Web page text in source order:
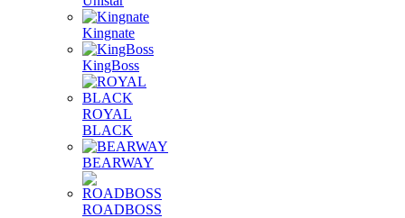
Kingnate
KingBoss
ROYAL
BLACK
BEARWAY
ROADBOSS